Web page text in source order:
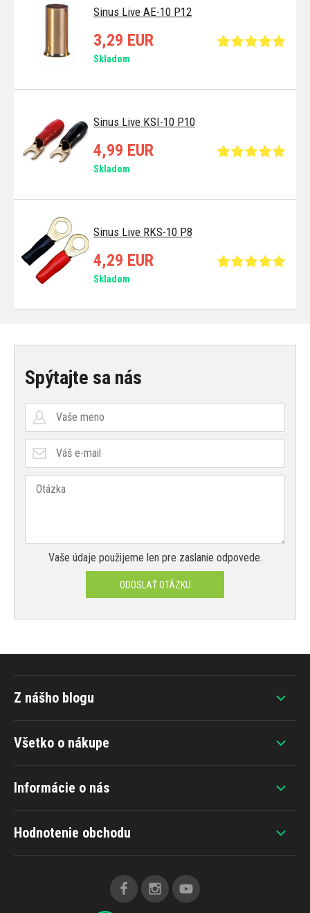
Sinus Live AE-10 P12
3,29 EUR
Skladom
Sinus Live KSI-10 P10
4,99 EUR
Skladom
Sinus Live RKS-10 P8
4,29 EUR
Skladom
Spýtajte sa nás
Vaše údaje použijeme len pre zaslanie odpovede.
ODOSLAŤ OTÁZKU
Všetko o nákupe
Informácie o nás
Hodnotenie obchodu
Z nášho blogu